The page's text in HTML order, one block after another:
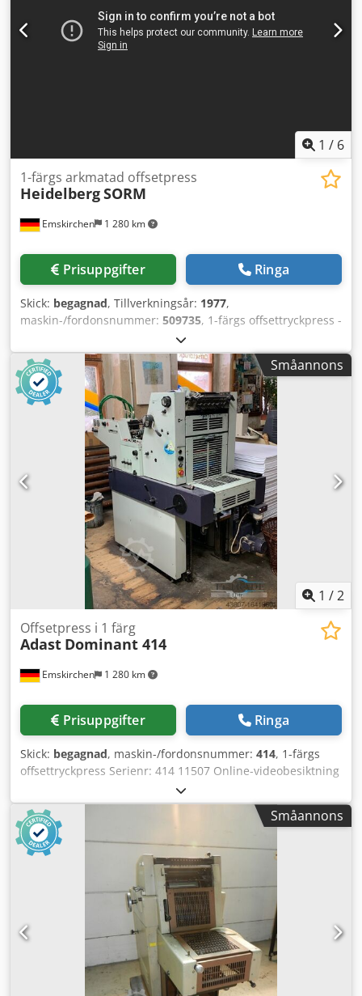
testköras
1 / 6
Emskirchen 1 280 km
1-färgs arkmatad offsetpress
HeidelbergSORM
Prisuppgifter Ringa
Skick: begagnad, Tillverkningsår: 1977,
maskin-/fordonsnummer: 509735, 1-färgs offsettryckpress -
1 Color Sheet-Fed Offset Press Heidelberg SORM Årsmodell
1977 - Serienummer 509735 Max format: 520 x 720 mm
Antal tryck: 45 miljoner Fuktningssystem: konventionellt
Dodpfx Astydphehiock Online-videoinspektion via Skype-
video Vi ser gärna att ni besöker oss - fler maskiner i lager
Omedelbart tillgänglig - kan inspekteras Lagerort:
Emskirchen / Nürnberg - kan provköras
Småannons
1 /2
Emskirchen 1 280 km
Offsetpress i 1 färg
Adast Dominant 414
Prisuppgifter Ringa
Skick: begagnad, maskin-/fordonsnummer: 414, 1-färgs
offsettryckpress Serienr: 414 11507 Online-videobesiktning
via Skype-video Vi ser fram emot ert besök – fler maskiner
finns i lager Omedelbart tillgänglig – kan besiktigas
Dodpotzc Evefx Ahieck Finns på lager i Emskirchen /
Nürnberg – kan testköras
Småannons